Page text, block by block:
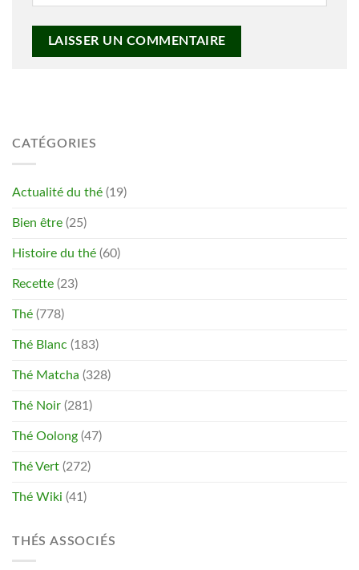
CATÉGORIES
Actualité du thé (19)
Bien être (25)
Histoire du thé (60)
Recette (23)
Thé (778)
Thé Blanc (183)
Thé Matcha (328)
Thé Noir (281)
Thé Oolong (47)
Thé Vert (272)
Thé Wiki (41)
THÉS ASSOCIÉS